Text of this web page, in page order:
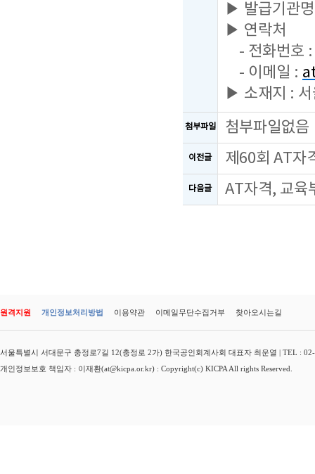
▶ 발급기관
▶ 연락처
- 전화번호
- 이메일 :
▶ 소재지 : 서
첨부파일 첨부파일없음
이전글 제60회 AT자
다음글 AT자격, 교육
원격지원 개인정보처리방법 이용약관 이메일무단수집거부 찾아오시는길
서울특별시 서대문구 충정로7길 12(충정로 2가) 한국공인회계사회 대표자 최운열 | TEL :
개인정보보호 책임자 : 이재환(at@kicpa.or.kr) : Copyright(c) KICPA All rights Reserved.